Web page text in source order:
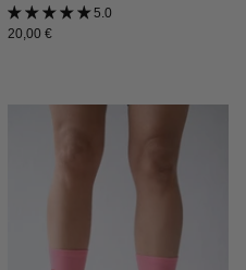
5.0 (1 avis)
20,00 €